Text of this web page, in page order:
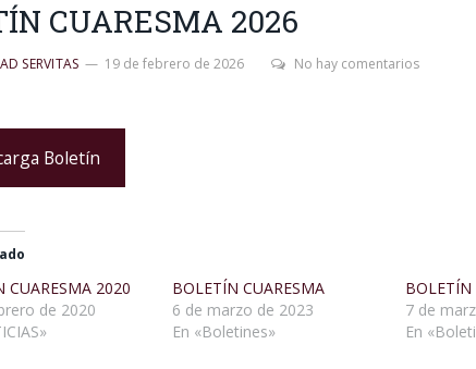
CUARESMA 2026
SERVITAS 19 de febrero de 2026 No hay comentarios
Boletín
CUARESMA 2020
de 2020
BOLETÍN CUARESMA
6 de marzo de 2023
En «Boletines»
BOLETÍN
7 de
En